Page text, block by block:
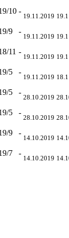
10 -
19.11.2019
9 -
19.11.2019
11 -
19.11.2019
5 -
19.11.2019
5 -
28.10.2019
5 -
28.10.2019
9 -
14.10.2019
7 -
14.10.2019